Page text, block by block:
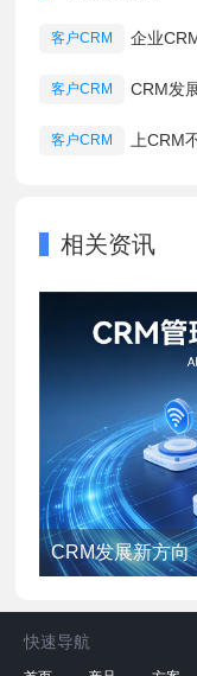
客户CRM
客户CRM
客户CRM
相关资讯
CRM发展新方向
快速导航